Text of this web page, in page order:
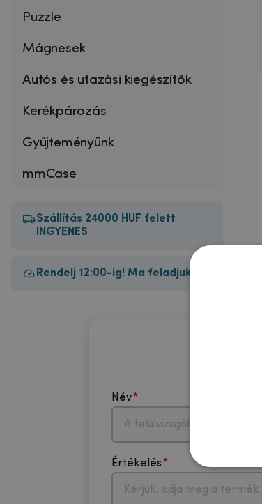
Puzzle
Mágnesek
Autós és utazási kiegészítők
Kerékpározás
Gyűjteményünk
mmCase
Szállítás 24000 HUF felett
INGYENES
Rendelj 12:00-ig! Ma feladjuk!
Név
Értékelés